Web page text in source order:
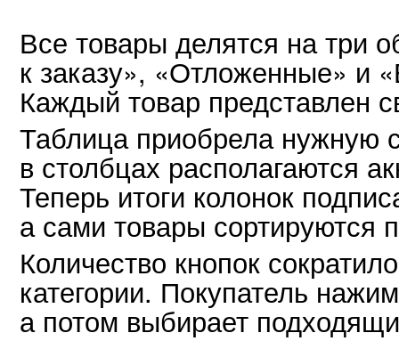
Все товары делятся на три
к заказу», «Отложенные» и
Каждый товар представлен
Таблица приобрела нужную
в столбцах располагаются
Теперь итоги колонок
а сами товары сортируются
Количество кнопок
категории. Покупатель
а потом выбирает